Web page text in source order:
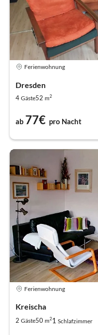
Ferienwohnung
Dresden
4 Gäste52 m2
ab 77€ pro Nacht
Ferienwohnung
Kreischa
2 Gäste50 m21 Schlafzimmer